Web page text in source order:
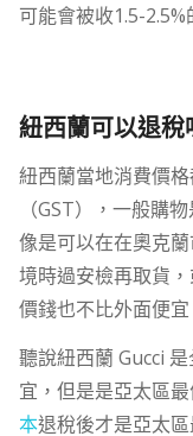
可能會被收1.5-
紐西蘭可以退稅
紐西蘭當地消費價
（GST），一般購
像是可以在在奧克
境時過安檢再取貨
價錢也不比外面便
聽說紐西蘭 Gucci
宜，但是是亞太區
本退稅後才是亞太區